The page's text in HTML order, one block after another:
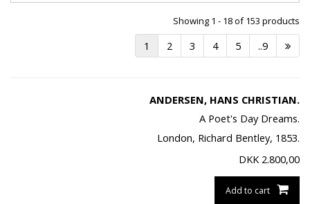
Showing 1 - 18 of 153 products
1 2 3 4 5 ..9
ANDERSEN, HANS CHRISTIAN.
A Poet's Day Dreams.
London, Richard Bentley, 1853.
DKK 2.800,00
Add to cart